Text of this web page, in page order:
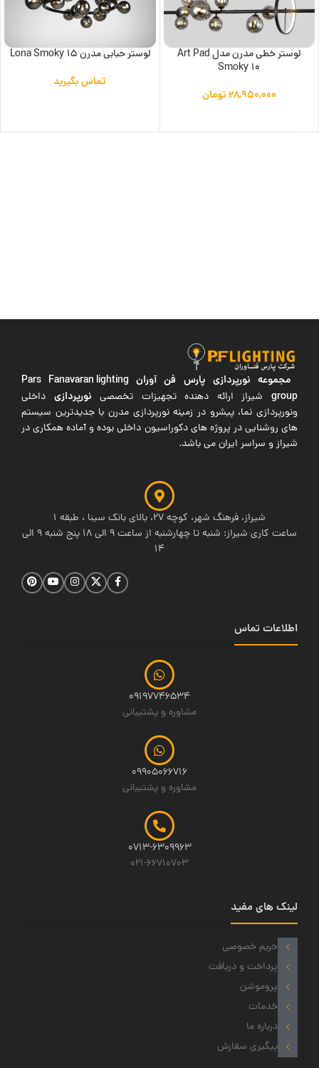
لوستر خطی مدرن مدل Art Pad
Smoky 10
۲۸,۹۵۰,۰۰۰تومان
لوستر حبابی مدرن Lona Smoky 15
تماس بگیرید
مجموعه نورپردازی پارس فن آوران Pars Fanavaran lighting
groupشیراز ارائه دهنده تجهیزات تخصصی نورپردازی داخلی
ونورپردازی نما، پیشرو در زمینه نورپردازی مدرن با جدیدترین سیستم
های روشنایی در پروژه های دکوراسیون داخلی بوده و آماده همکاری در
شیراز و سراسر ایران می باشد.
شیراز، فرهنگ شهر، کوچه 27، بالای بانک سینا ، طبقه 1
ساعت کاری شیراز: شنبه تا چهارشنبه از ساعت 9 الی 18 پنج شنبه 9 الی
14
اطلاعات تماس
09197746534
مشاوره و پشتیبانی
09905066716
مشاوره و پشتیبانی
0713-6309963
021-66710703
لینک های مفید
حریم خصوصی
پرداخت و دریافت
پروموشن
خدمات
درباره ما
پیگیری سفارش